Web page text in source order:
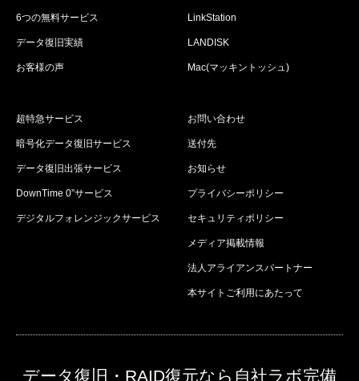
6つの無料サービス
データ復旧実績
お客様の声
LinkStation
LANDISK
Mac(マッキントッシュ)
超特急サービス
暗号化データ復旧サービス
データ復旧出張サービス
DownTime 0”サービス
デジタルフォレンジックサービス
お問い合わせ
送付先
お知らせ
プライバシーポリシー
セキュリティポリシー
メディア掲載情報
法人アライアンスパートナー
本サイトご利用にあたって
データ復旧・RAID復元なら自社ラボ完備